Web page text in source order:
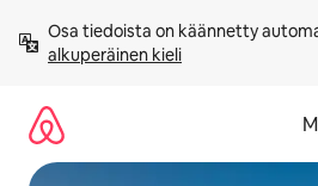
sisältö
väliin
Osa tiedoista on käännetty
alkuperäinen kieli